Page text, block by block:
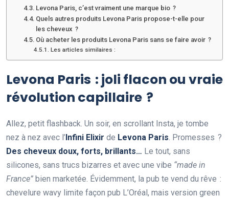
Levona Paris, c’est vraiment une marque bio ?
Quels autres produits Levona Paris propose-t-elle pour
les cheveux ?
Où acheter les produits Levona Paris sans se faire avoir ?
Les articles similaires :
Levona Paris : joli flacon ou vraie
révolution capillaire ?
Allez, petit flashback. Un soir, en scrollant Insta, je tombe
nez à nez avec l’Infini Elixir de Levona Paris. Promesses ?
Des cheveux doux, forts, brillants… Le tout, sans
silicones, sans trucs bizarres et avec une vibe “made in
France” bien marketée. Évidemment, la pub te vend du rêve :
chevelure wavy limite façon pub L’Oréal, mais version green